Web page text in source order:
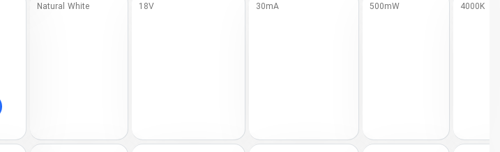
Natural White 18V 30mA 500mW 4000K